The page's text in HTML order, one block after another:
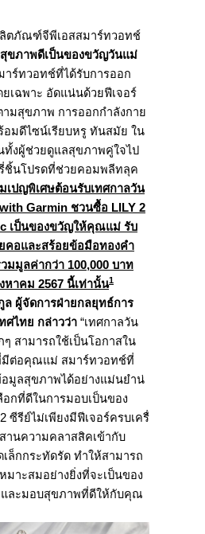
ตภัณฑ์จีพีเอสสมาร์ทวอทช์
ขภาพดีเป็นของขวัญวันแม่
าร์ทวอทช์ที่ได้รับการออก
ยเฉพาะ อัดแน่นด้วยฟีเจอร์
ามสุขภาพ การออกกำลังกาย
อมดีไซน์เรียบหรู ทันสมัย ใน
ทั้งผู้ช่วยดูแลสุขภาพคู่ใจไป
ชิ้นโปรดที่ช่วยคอมพลีทลุค
เปญพิเศษต้อนรับเทศกาลวัน
Garmin ชวนซื้อ LILY 2
เป็นของขวัญให้คุณแม่ รับ
คอและสร้อยข้อมือทองคำ
มมูลค่ากว่า 100,000 บาท
หาคม 2567 นี้เท่านั้น1
ผู้จัดการฝ่ายกลยุทธ์การ
ศไทย กล่าวว่า“เทศกาลวัน
ๆ สามารถใช้เป็นโอกาสใน
มีต่อคุณแม่ สมาร์ทวอทช์ที่
มูลสุขภาพได้อย่างแม่นยำน่
อกที่ดีในการมอบเป็นของ
ซีรีย์ไม่เพียงมีฟีเจอร์ครบเครื่
านความคลาสสิคเข้ากับ
ล็กกระทัดรัด ทำให้สามารถ
มาะสมอย่างยิ่งที่จะเป็นของ
ละมอบสุขภาพที่ดีให้กับคุณ